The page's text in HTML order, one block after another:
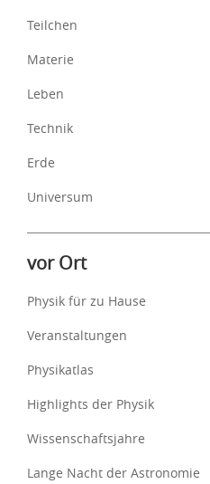
Teilchen
Materie
Leben
Technik
Erde
Universum
vor Ort
Physik für zu Hause
Veranstaltungen
Physikatlas
Highlights der Physik
Wissenschaftsjahre
Lange Nacht der Astronomie